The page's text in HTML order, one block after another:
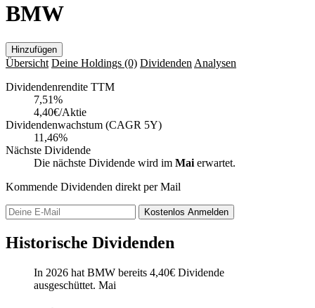
BMW
Hinzufügen
Übersicht Deine Holdings (0) Dividenden Analysen
Dividendenrendite TTM
7,51%
4,40€/Aktie
Dividendenwachstum (CAGR 5Y)
11,46%
Nächste Dividende
Die nächste Dividende wird im Mai erwartet.
Kommende Dividenden direkt per Mail
Kostenlos Anmelden
Historische Dividenden
In 2026 hat BMW bereits 4,40€ Dividende
ausgeschüttet. Mai